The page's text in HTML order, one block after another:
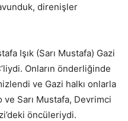
direnişler
Işık (Sarı Mustafa) Gazi
Onların önderliğinde
ve Gazi halkı onlarla
Sarı Mustafa, Devrimci
öncüleriydi.